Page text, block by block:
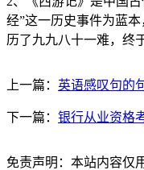
经”这一历史事件为蓝
历了九九八十一难，终
上一篇： 英语感叹句的
下一篇： 银行从业资格
免责声明：本站内容仅